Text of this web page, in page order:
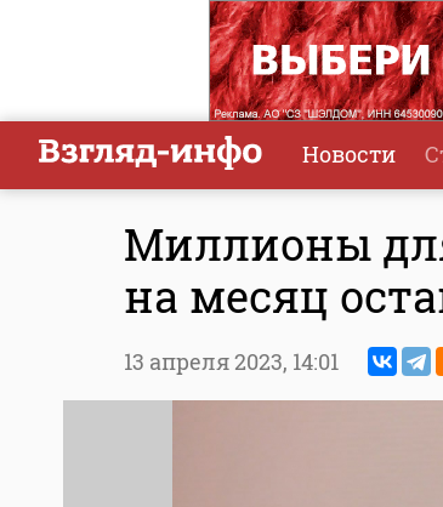
Новости
Миллионы
на месяц
13 апреля 2023, 14:01